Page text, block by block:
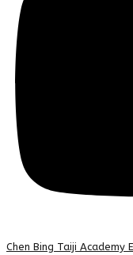
Chen Bing Taiji